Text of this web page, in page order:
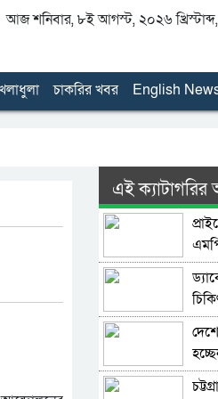
আজ শনিবার, ৮ই আগস্ট, ২০২৬ খ্রিস্টাব্দ,
চাকরির খবর English
এই